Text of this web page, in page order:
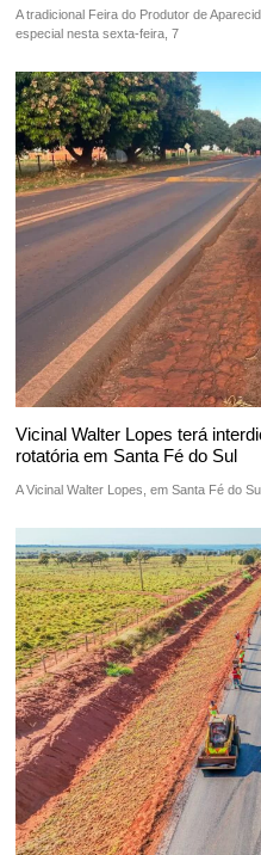
A tradicional Feira do Produtor de
especial nesta sexta-feira, 7
Vicinal Walter Lopes terá
rotatória em Santa Fé do Sul
A Vicinal Walter Lopes, em Santa Fé do